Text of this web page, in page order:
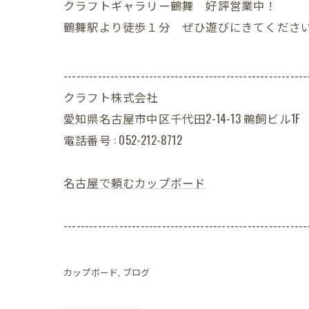
クラフトギャラリー鶴舞 好評営業中！
鶴舞駅より徒歩１分 ぜひ遊びにきてください
クラフト株式会社
愛知県名古屋市中区千代田2-14-13 鵜飼ビル1F
電話番号 : 052-212-8712
名古屋で頼むカップボード
カップボード ブログ